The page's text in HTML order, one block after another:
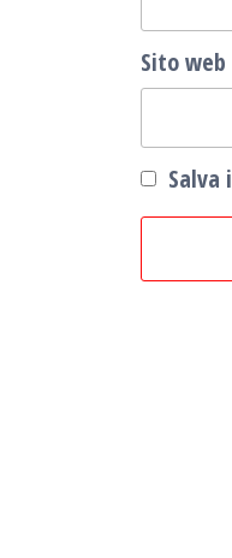
Sito web
Salva